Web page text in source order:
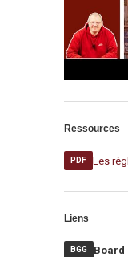
Ressources
PDF Les
Liens
BGG Board